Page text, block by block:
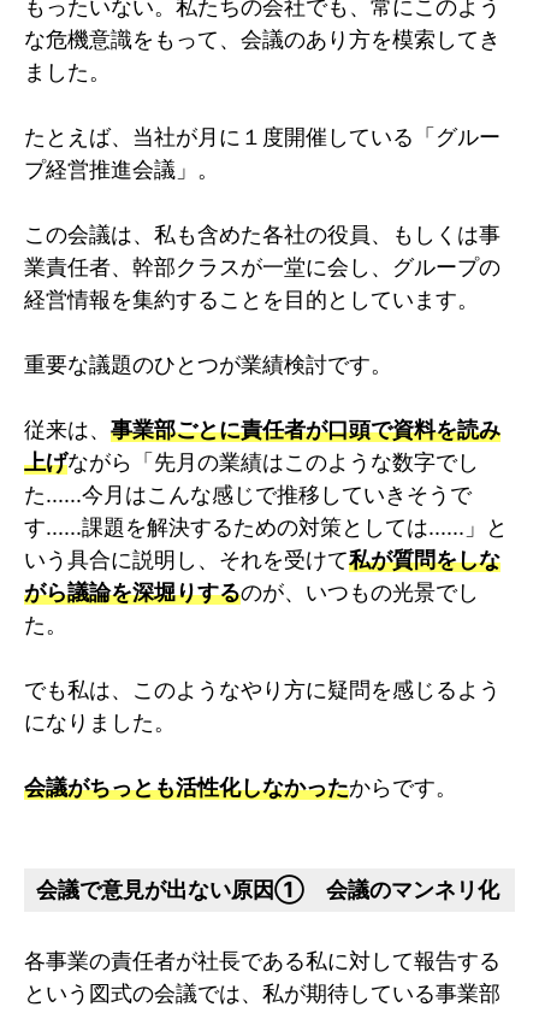
もったいない。私たちの会社でも、常にこのよう
な危機意識をもって、会議のあり方を模索してき
ました。
たとえば、当社が月に１度開催している「グルー
プ経営推進会議」。
この会議は、私も含めた各社の役員、もしくは事
業責任者、幹部クラスが一堂に会し、グループの
経営情報を集約することを目的としています。
重要な議題のひとつが業績検討です。
従来は、 事業部ごとに責任者が口頭で資料を読み
上げながら「先月の業績はこのような数字でし
た......今月はこんな感じで推移していきそうで
す......課題を解決するための対策としては......」と
いう具合に説明し、それを受けて私が質問をしな
がら議論を深堀りするのが、いつもの光景でし
た。
でも私は、このようなやり方に疑問を感じるよう
になりました。
会議がちっとも活性化しなかったからです。
会議で意見が出ない原因① 会議のマンネリ化
各事業の責任者が社長である私に対して報告する
という図式の会議では、私が期待している事業部